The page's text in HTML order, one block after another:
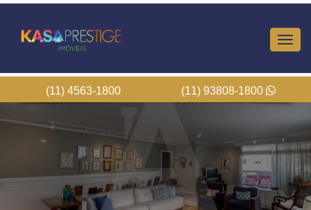
(11) 4563-1800 (11) 93808-1800